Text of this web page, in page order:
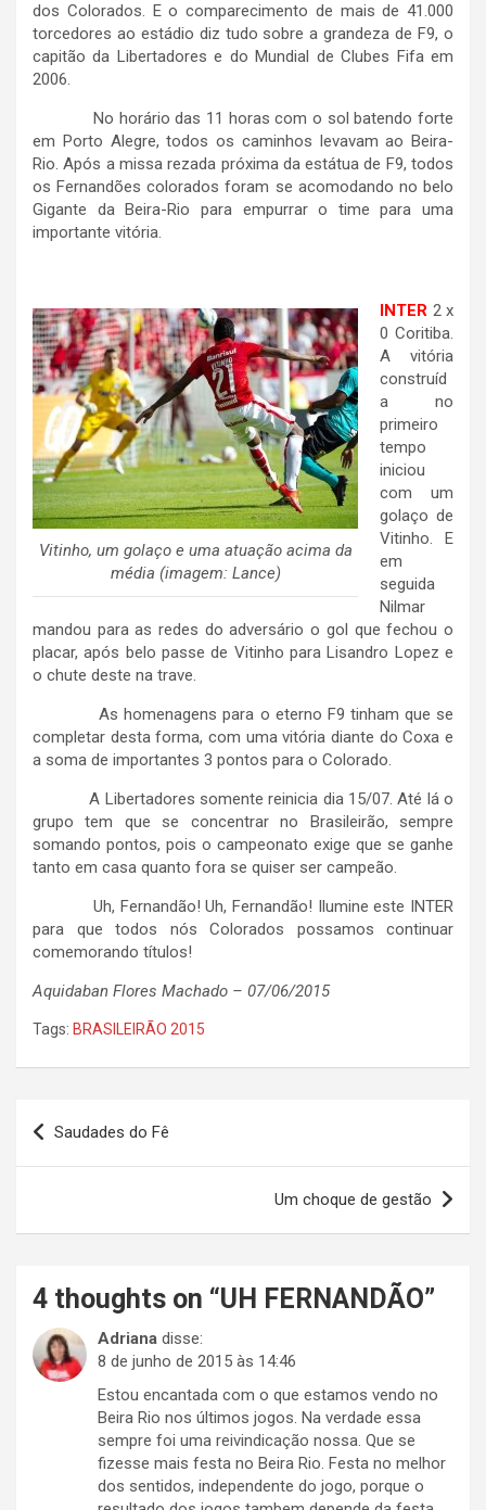
dos Colorados. E o comparecimento de mais de 41.000
torcedores ao estádio diz tudo sobre a grandeza de F9, o
capitão da Libertadores e do Mundial de Clubes Fifa em
2006.
No horário das 11 horas com o sol batendo forte
em Porto Alegre, todos os caminhos levavam ao Beira-
Rio. Após a missa rezada próxima da estátua de F9, todos
os Fernandões colorados foram se acomodando no belo
Gigante da Beira-Rio para empurrar o time para uma
importante vitória.
Vitinho, um golaço e uma atuação acima da
média (imagem: Lance)
INTER 2 x
0 Coritiba.
A vitória
construíd
a no
primeiro
tempo
iniciou
com um
golaço de
Vitinho. E
em
seguida
Nilmar
mandou para as redes do adversário o gol que fechou o
placar, após belo passe de Vitinho para Lisandro Lopez e
o chute deste na trave.
As homenagens para o eterno F9 tinham que se
completar desta forma, com uma vitória diante do Coxa e
a soma de importantes 3 pontos para o Colorado.
A Libertadores somente reinicia dia 15/07. Até lá o
grupo tem que se concentrar no Brasileirão, sempre
somando pontos, pois o campeonato exige que se ganhe
tanto em casa quanto fora se quiser ser campeão.
Uh, Fernandão! Uh, Fernandão! Ilumine este INTER
para que todos nós Colorados possamos continuar
comemorando títulos!
Aquidaban Flores Machado – 07/06/2015
Tags: BRASILEIRÃO 2015
Navegação
de
Saudades do Fê
Um choque de gestão
4 thoughts on “UH FERNANDÃO”
Adriana disse:
8 de junho de 2015 às 14:46
Estou encantada com o que estamos vendo no
Beira Rio nos últimos jogos. Na verdade essa
sempre foi uma reivindicação nossa. Que se
fizesse mais festa no Beira Rio. Festa no melhor
dos sentidos, independente do jogo, porque o